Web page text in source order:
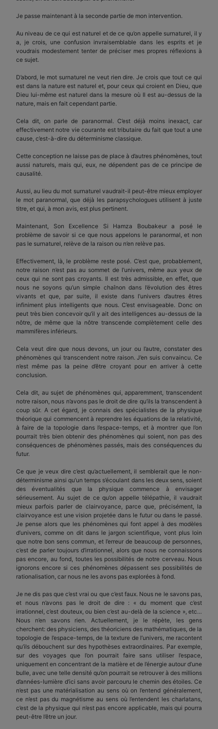
Je passe maintenant à la seconde partie de mon intervention.
Au niveau de ce qui est naturel et de ce qu’on appelle surnaturel, il y
a, je crois, une confusion invraisemblable dans les esprits et je
voudrais modestement tenter de préciser mes propres réflexions à
ce sujet.
D’abord, le mot surnaturel ne veut rien dire. Je crois que tout ce qui
est dans la nature est naturel et, pour ceux qui croient en Dieu, que
Dieu lui-même est naturel dans la mesure où Il est au-dessus de la
nature, mais en fait cependant partie.
Cela dit, on parle de paranormal. C’est déjà moins inexact, car
effectivement notre vie courante est tributaire du fait que tout a une
cause, c’est-à-dire du déterminisme classique.
Cette conception ne laisse pas de place à d’autres phénomènes, tout
aussi naturels, mais qui, eux, ne dépendent pas de ce principe de
causalité.
Aussi, au lieu du mot surnaturel vaudrait-il peut-être mieux employer
le mot paranormal, que déjà les parapsychologues utilisent à juste
titre, et qui, à mon avis, est plus pertinent.
Maintenant, Son Excellence Si Hamza Boubakeur a posé le
problème de savoir si ce que nous appelons le paranormal, et non
pas le surnaturel, relève de la raison ou n’en relève pas.
Effectivement, là, le problème reste posé. C’est que, probablement,
notre raison n’est pas au sommet de l’univers, même aux yeux de
ceux qui ne sont pas croyants. Il est très admissible, en effet, que
nous ne soyons qu’un simple chaînon dans l’évolution des êtres
vivants et que, par suite, il existe dans l’univers d’autres êtres
infiniment plus intelligents que nous. C’est envisageable. Donc on
peut très bien concevoir qu’il y ait des intelligences au-dessus de la
nôtre, de même que la nôtre transcende complètement celle des
mammifères inférieurs.
Cela veut dire que nous devons, un jour ou l’autre, constater des
phénomènes qui transcendent notre raison. J’en suis convaincu. Ce
n’est même pas la peine d’être croyant pour en arriver à cette
conclusion.
Cela dit, au sujet de phénomènes qui, apparemment, transcendent
notre raison, nous n’avons pas le droit de dire qu’ils la transcendent à
coup sûr. A cet égard, je connais des spécialistes de la physique
théorique qui commencent à reprendre les équations de la relativité,
à faire de la topologie dans l’espace-temps, et à montrer que l’on
pourrait très bien obtenir des phénomènes qui soient, non pas des
conséquences de phénomènes passés, mais des conséquences du
futur.
Ce que je veux dire c’est qu’actuellement, il semblerait que le non-
déterminisme ainsi qu’un temps s’écoulant dans les deux sens, soient
des éventualités que la physique commence à envisager
sérieusement. Au sujet de ce qu’on appelle télépathie, il vaudrait
mieux parfois parler de clairvoyance, parce que, précisément, la
clairvoyance est une vision projetée dans le futur ou dans le passé.
Je pense alors que les phénomènes qui font appel à des modèles
d’univers, comme on dit dans le jargon scientifique, vont plus loin
que notre bon sens commun, et l’erreur de beaucoup de personnes,
c’est de parler toujours d’irrationnel, alors que nous ne connaissons
pas encore, au fond, toutes les possibilités de notre cerveau. Nous
ignorons encore si ces phénomènes dépassent ses possibilités de
rationalisation, car nous ne les avons pas explorées à fond.
Je ne dis pas que c’est vrai ou que c’est faux. Nous ne le savons pas,
et nous n’avons pas le droit de dire : « du moment que c’est
irrationnel, c’est douteux, ou bien c’est au-delà de la science », etc…
Nous n’en savons rien. Actuellement, je le répète, les gens
cherchent: des physiciens, des théoriciens des mathématiques, de la
topologie de l’espace-temps, de la texture de l’univers, me racontent
qu’ils débouchent sur des hypothèses extraordinaires. Par exemple,
sur des voyages que l’on pourrait faire sans utiliser l’espace,
uniquement en concentrant de la matière et de l’énergie autour d’une
bulle, avec une telle densité qu’on pourrait se retrouver à des millions
d’années-lumière d’ici sans avoir parcouru le chemin des étoiles. Ce
n’est pas une matérialisation au sens où on l’entend généralement,
ce n’est pas du magnétisme au sens où l’entendent les charlatans,
c’est de la physique qui n’est pas encore applicable, mais qui pourra
peut-être l’être un jour.